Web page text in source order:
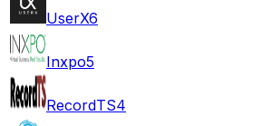
UserX6
Inxpo5
RecordTS4